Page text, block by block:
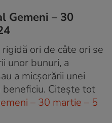
Gemeni – 30
ori de câte ori se
unor bunuri, a
a micșorării unei
Citește tot
– 30 martie – 5